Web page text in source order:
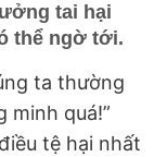
tai hại
thể ngờ tới.
ta thường
minh quá!”
tệ hại nhất